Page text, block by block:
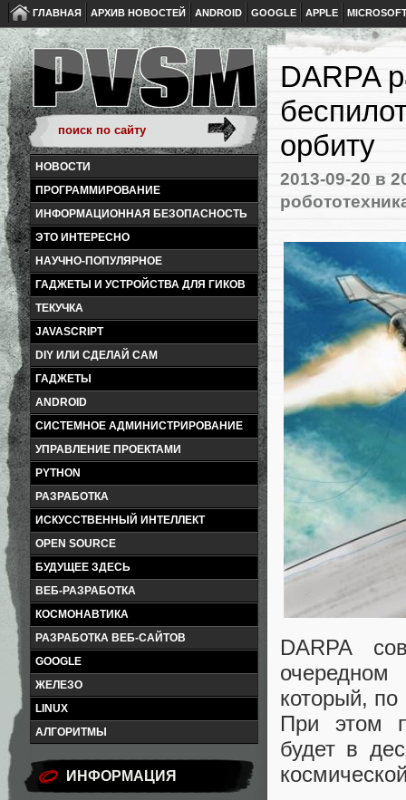
ГЛАВНАЯ АРХИВ НОВОСТЕЙ ANDROID GOOGLE APPLE
НОВОСТИ
ПРОГРАММИРОВАНИЕ
ИНФОРМАЦИОННАЯ БЕЗОПАСНОСТЬ
ЭТО ИНТЕРЕСНО
НАУЧНО-ПОПУЛЯРНОЕ
ГАДЖЕТЫ И УСТРОЙСТВА ДЛЯ ГИКОВ
ТЕКУЧКА
JAVASCRIPT
DIY ИЛИ СДЕЛАЙ САМ
ГАДЖЕТЫ
ANDROID
СИСТЕМНОЕ АДМИНИСТРИРОВАНИЕ
УПРАВЛЕНИЕ ПРОЕКТАМИ
PYTHON
РАЗРАБОТКА
ИСКУССТВЕННЫЙ ИНТЕЛЛЕКТ
OPEN SOURCE
БУДУЩЕЕ ЗДЕСЬ
ВЕБ-РАЗРАБОТКА
КОСМОНАВТИКА
РАЗРАБОТКА ВЕБ-САЙТОВ
GOOGLE
ЖЕЛЕЗО
LINUX
АЛГОРИТМЫ
ИНФОРМАЦИЯ
DARPA
орбиту
2013-09-20 в
DARPA
очередном
который, по
При этом
будет в